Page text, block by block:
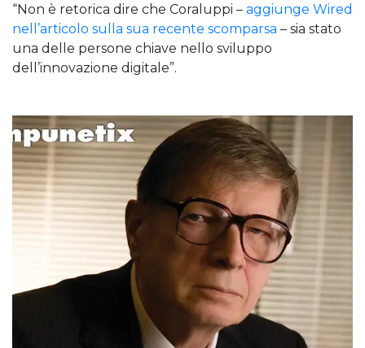
“Non è retorica dire che Coraluppi – aggiunge Wired
nell’articolo sulla sua recente scomparsa – sia stato
una delle persone chiave nello sviluppo
dell’innovazione digitale”.